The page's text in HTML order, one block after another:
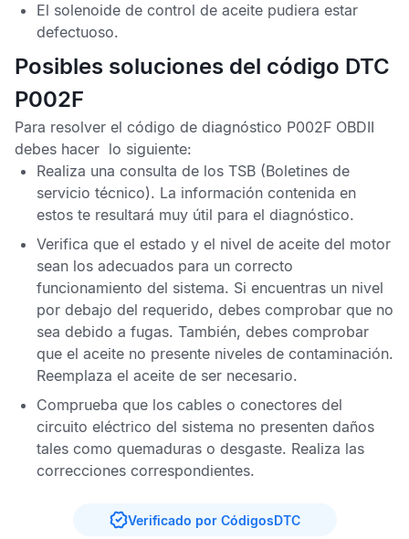
El solenoide de control de aceite pudiera estar
defectuoso.
Posibles soluciones del código DTC
P002F
Para resolver el código de diagnóstico P002F OBDII
debes hacer lo siguiente:
Realiza una consulta de los TSB (Boletines de
servicio técnico). La información contenida en
estos te resultará muy útil para el diagnóstico.
Verifica que el estado y el nivel de aceite del motor
sean los adecuados para un correcto
funcionamiento del sistema. Si encuentras un nivel
por debajo del requerido, debes comprobar que no
sea debido a fugas. También, debes comprobar
que el aceite no presente niveles de contaminación.
Reemplaza el aceite de ser necesario.
Comprueba que los cables o conectores del
circuito eléctrico del sistema no presenten daños
tales como quemaduras o desgaste. Realiza las
correcciones correspondientes.
Verificado por CódigosDTC